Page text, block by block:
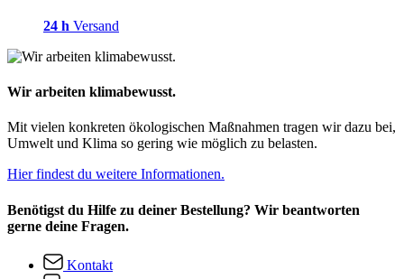
24 h Versand
Wir arbeiten klimabewusst.
Mit vielen konkreten ökologischen Maßnahmen tragen wir dazu bei,
Umwelt und Klima so gering wie möglich zu belasten.
Hier findest du weitere Informationen.
Benötigst du Hilfe zu deiner Bestellung? Wir beantworten
gerne deine Fragen.
Kontakt